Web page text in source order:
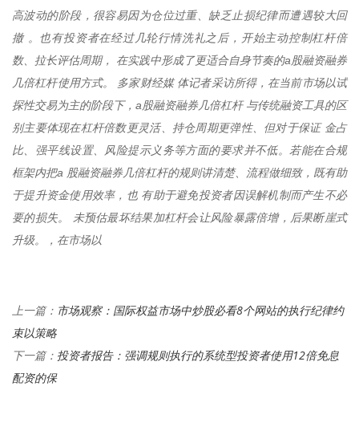
高波动的阶段，很容易因为仓位过重、缺乏止损纪律而遭遇较大回
撤 。也有投资者在经过几轮行情洗礼之后，开始主动控制杠杆倍
数、拉长评估周期， 在实践中形成了更适合自身节奏的a股融资融券
几倍杠杆使用方式。 多家财经媒 体记者采访所得，在当前市场以试
探性交易为主的阶段下，a股融资融券几倍杠杆 与传统融资工具的区
别主要体现在杠杆倍数更灵活、持仓周期更弹性、但对于保证 金占
比、强平线设置、风险提示义务等方面的要求并不低。若能在合规
框架内把a 股融资融券几倍杠杆的规则讲清楚、流程做细致，既有助
于提升资金使用效率，也 有助于避免投资者因误解机制而产生不必
要的损失。 未预估最坏结果加杠杆会让风险暴露倍增，后果断崖式
升级。，在市场以
上一篇： 市场观察：国际权益市场中炒股必看8个网站的执行纪律约
束以策略
下一篇： 投资者报告：强调规则执行的系统型投资者使用12倍免息
配资的保